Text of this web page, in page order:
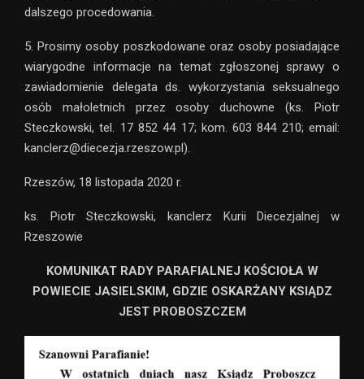
dalszego procedowania.
5. Prosimy osoby poszkodowane oraz osoby posiadające
wiarygodne informacje na temat zgłoszonej sprawy o
zawiadomienie delegata ds. wykorzystania seksualnego
osób małoletnich przez osoby duchowne (ks. Piotr
Steczkowski, tel. 17 852 44 17; kom. 603 844 210; email:
kanclerz@diecezja.rzeszow.pl).
Rzeszów, 18 listopada 2020 r.
ks. Piotr Steczkowski, kanclerz Kurii Diecezjalnej w
Rzeszowie
KOMUNIKAT RADY PARAFIALNEJ KOŚCIOŁA W
POWIECIE JASIELSKIM, GDZIE OSKARŻANY KSIĄDZ
JEST PROBOSZCZEM